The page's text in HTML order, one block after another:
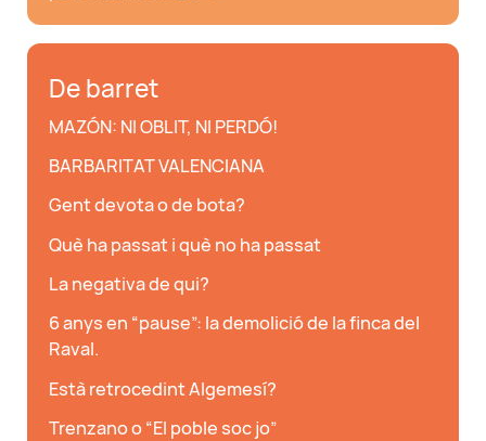
De barret
MAZÓN: NI OBLIT, NI PERDÓ!
BARBARITAT VALENCIANA
Gent devota o de bota?
Què ha passat i què no ha passat
La negativa de qui?
6 anys en “pause”: la demolició de la finca del
Raval.
Està retrocedint Algemesí?
Trenzano o “El poble soc jo”